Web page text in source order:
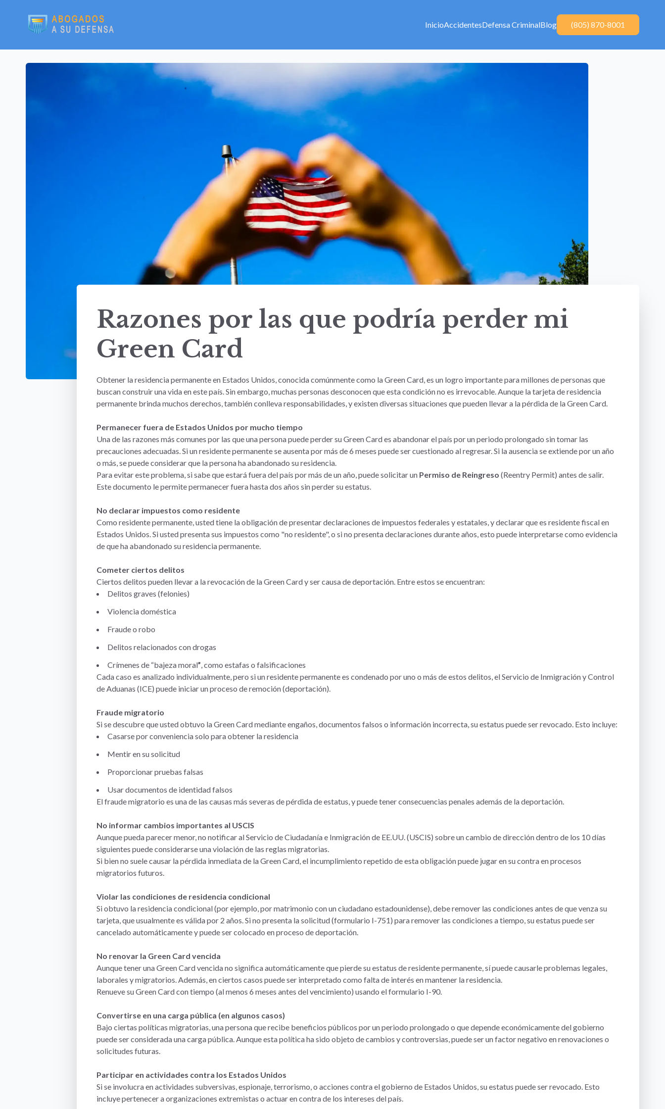
InicioAccidentesDefensa CriminalBlog (805) 870-8001
Razones por las que podría perder mi
Green Card
Obtener la residencia permanente en Estados Unidos, conocida comúnmente como la Green Card, es un logro importante para millones de personas que
buscan construir una vida en este país. Sin embargo, muchas personas desconocen que esta condición no es irrevocable. Aunque la tarjeta de residencia
permanente brinda muchos derechos, también conlleva responsabilidades, y existen diversas situaciones que pueden llevar a la pérdida de la Green Card.
Permanecer fuera de Estados Unidos por mucho tiempo
Una de las razones más comunes por las que una persona puede perder su Green Card es abandonar el país por un periodo prolongado sin tomar las
precauciones adecuadas. Si un residente permanente se ausenta por más de 6 meses puede ser cuestionado al regresar. Si la ausencia se extiende por un año
o más, se puede considerar que la persona ha abandonado su residencia.
Para evitar este problema, si sabe que estará fuera del país por más de un año, puede solicitar un Permiso de Reingreso (Reentry Permit) antes de salir.
Este documento le permite permanecer fuera hasta dos años sin perder su estatus.
No declarar impuestos como residente
Como residente permanente, usted tiene la obligación de presentar declaraciones de impuestos federales y estatales, y declarar que es residente fiscal en
Estados Unidos. Si usted presenta sus impuestos como "no residente", o si no presenta declaraciones durante años, esto puede interpretarse como evidencia
de que ha abandonado su residencia permanente.
Cometer ciertos delitos
Ciertos delitos pueden llevar a la revocación de la Green Card y ser causa de deportación. Entre estos se encuentran:
Delitos graves (felonies)
Violencia doméstica
Fraude o robo
Delitos relacionados con drogas
Crímenes de “bajeza moral”, como estafas o falsificaciones
Cada caso es analizado individualmente, pero si un residente permanente es condenado por uno o más de estos delitos, el Servicio de Inmigración y Control
de Aduanas (ICE) puede iniciar un proceso de remoción (deportación).
Fraude migratorio
Si se descubre que usted obtuvo la Green Card mediante engaños, documentos falsos o información incorrecta, su estatus puede ser revocado. Esto incluye:
Casarse por conveniencia solo para obtener la residencia
Mentir en su solicitud
Proporcionar pruebas falsas
Usar documentos de identidad falsos
El fraude migratorio es una de las causas más severas de pérdida de estatus, y puede tener consecuencias penales además de la deportación.
No informar cambios importantes al USCIS
Aunque pueda parecer menor, no notificar al Servicio de Ciudadanía e Inmigración de EE.UU. (USCIS) sobre un cambio de dirección dentro de los 10 días
siguientes puede considerarse una violación de las reglas migratorias.
Si bien no suele causar la pérdida inmediata de la Green Card, el incumplimiento repetido de esta obligación puede jugar en su contra en procesos
migratorios futuros.
Violar las condiciones de residencia condicional
Si obtuvo la residencia condicional (por ejemplo, por matrimonio con un ciudadano estadounidense), debe remover las condiciones antes de que venza su
tarjeta, que usualmente es válida por 2 años. Si no presenta la solicitud (formulario I-751) para remover las condiciones a tiempo, su estatus puede ser
cancelado automáticamente y puede ser colocado en proceso de deportación.
No renovar la Green Card vencida
Aunque tener una Green Card vencida no significa automáticamente que pierde su estatus de residente permanente, sí puede causarle problemas legales,
laborales y migratorios. Además, en ciertos casos puede ser interpretado como falta de interés en mantener la residencia.
Renueve su Green Card con tiempo (al menos 6 meses antes del vencimiento) usando el formulario I-90.
Convertirse en una carga pública (en algunos casos)
Bajo ciertas políticas migratorias, una persona que recibe beneficios públicos por un periodo prolongado o que depende económicamente del gobierno
puede ser considerada una carga pública. Aunque esta política ha sido objeto de cambios y controversias, puede ser un factor negativo en renovaciones o
solicitudes futuras.
Participar en actividades contra los Estados Unidos
Si se involucra en actividades subversivas, espionaje, terrorismo, o acciones contra el gobierno de Estados Unidos, su estatus puede ser revocado. Esto
incluye pertenecer a organizaciones extremistas o actuar en contra de los intereses del país.